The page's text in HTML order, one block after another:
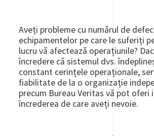
Aveți probleme cu numărul de
echipamentelor pe care le suferiți
lucru vă afectează operațiunile?
încredere că sistemul dvs.
constant cerințele operaționale,
fiabilitate de la o organizație
precum Bureau Veritas vă pot oferi
încrederea de care aveți nevoie.